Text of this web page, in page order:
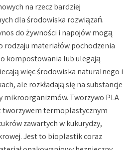
na rzecz bardziej
dla środowiska rozwiązań.
do żywności i napojów mogą
rodzaju materiałów pochodzenia
kompostowania lub ulegają
więc środowiska naturalnego i
ale rozkładają się na substancje
mikroorganizmów. Tworzywo PLA
tworzywem termoplastycznym
zawartych w kukurydzy,
Jest to bioplastik coraz